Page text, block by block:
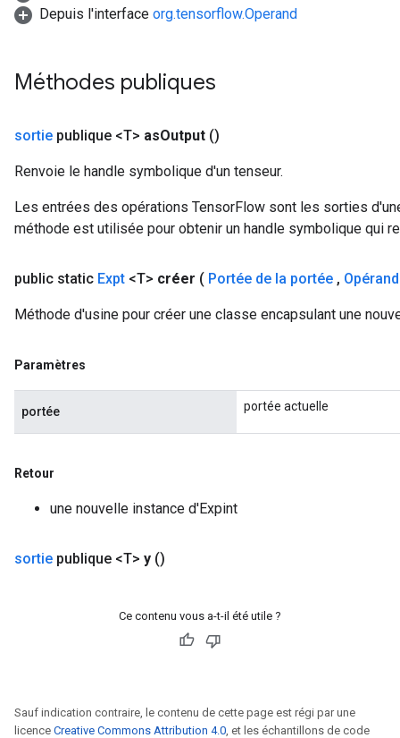
Depuis l'interface org.tensorflow.Operand
Méthodes publiques
sortie publique <T> asOutput ()
Renvoie le handle symbolique d'un tenseur.
Les entrées des opérations TensorFlow sont les sorties
méthode est utilisée pour obtenir un handle symbolique qui
public static Expt <T> créer ( Portée de la portée ,
Méthode d'usine pour créer une classe encapsulant une
Paramètres
portée portée actuelle
Retour
une nouvelle instance d'Expint
sortie publique <T> y ()
Ce contenu vous a-t-il été utile ?
Sauf indication contraire, le contenu de cette page est régi par une
licence Creative Commons Attribution 4.0, et les échantillons de code